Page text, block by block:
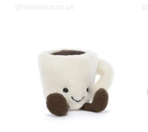
@dealmoon.co.uk